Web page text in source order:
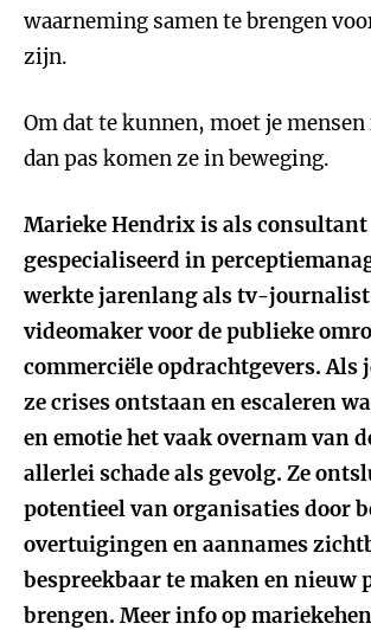
waarneming samen te brengen
zijn.
Om dat te kunnen, moet je
dan pas komen ze in beweging.
Marieke Hendrix is als consultant
gespecialiseerd in
werkte jarenlang als tv-journalist
videomaker voor de publieke
commerciële opdrachtgevers. Als
ze crises ontstaan en escaleren
en emotie het vaak overnam van
allerlei schade als gevolg. Ze
potentieel van organisaties door
overtuigingen en aannames
bespreekbaar te maken en nieuw
brengen. Meer info op